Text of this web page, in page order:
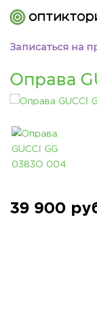
Записаться на
Оправа
39 900